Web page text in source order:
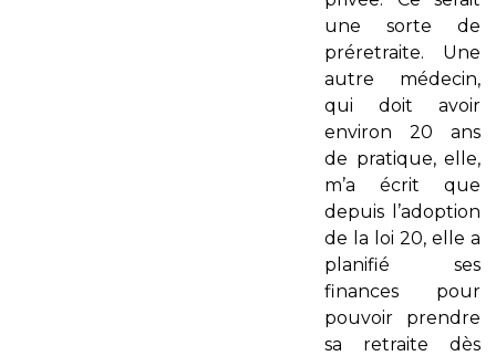
une sorte de
préretraite. Une
autre médecin,
qui doit avoir
environ 20 ans
de pratique, elle,
m’a écrit que
depuis l’adoption
de la loi 20, elle a
planifié ses
finances pour
pouvoir prendre
sa retraite dès